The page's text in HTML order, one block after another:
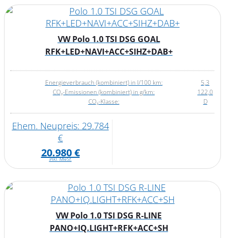
VW Polo 1.0 TSI DSG GOAL
RFK+LED+NAVI+ACC+SIHZ+DAB+
Energieverbrauch (kombiniert) in l/100 km:
5,3
CO₂-Emissionen (kombiniert) in g/km:
122,0
CO₂-Klasse:
D
Ehem. Neupreis: 29.784
€
20.980 €
inkl. MwSt.
VW Polo 1.0 TSI DSG R-LINE
PANO+IQ.LIGHT+RFK+ACC+SH